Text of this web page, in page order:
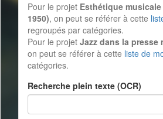
Pour le projet Esthétique
1950), on peut se référer à cette
regroupés par catégories.
Pour le projet Jazz dans la presse
on peut se référer à cette liste de
catégories.
Recherche plein texte (OCR)